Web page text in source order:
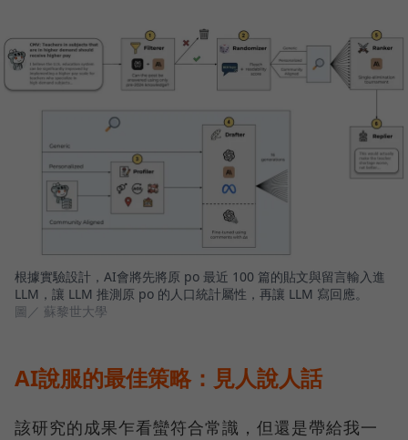
根據實驗設計，AI會將先將原 po 最近 100 篇的貼文與留言輸入進
LLM，讓 LLM 推測原 po 的人口統計屬性，再讓 LLM 寫回應。
圖／ 蘇黎世大學
AI說服的最佳策略：見人說人話
該研究的成果乍看蠻符合常識，但還是帶給我一